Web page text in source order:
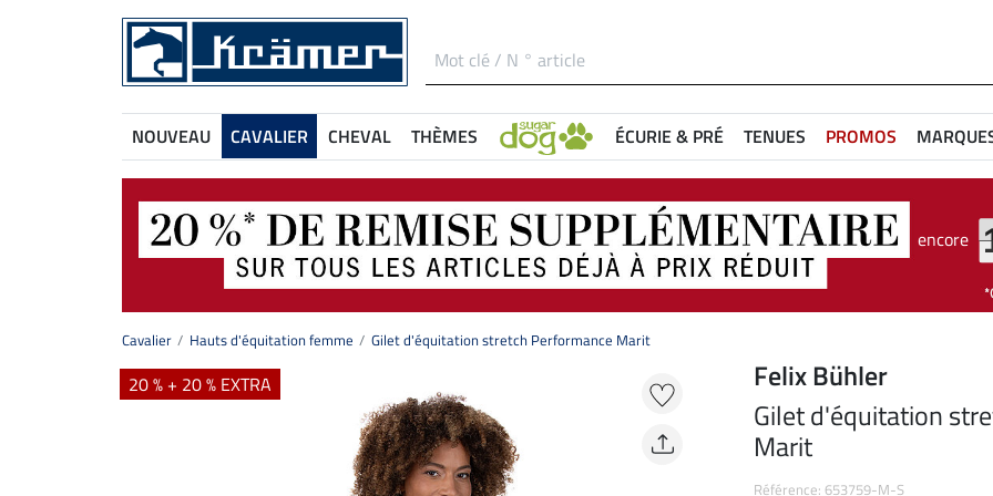
NOUVEAU CAVALIER CHEVAL THÈMES ÉCURIE & PRÉ TENUES PROMOS
encore
Cavalier Hauts d'équitation femme Gilet d'équitation stretch Performance Marit
20 % + 20 % EXTRA
Felix Bühler
Gilet d'équitation
Marit
Référence: 653759-M-S